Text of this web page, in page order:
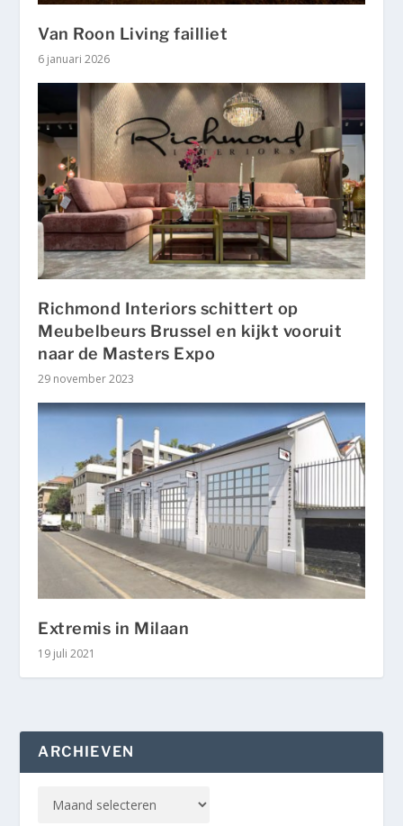
Van Roon Living failliet
6 januari 2026
Richmond Interiors schittert op
Meubelbeurs Brussel en kijkt vooruit
naar de Masters Expo
29 november 2023
Extremis in Milaan
19 juli 2021
ARCHIEVEN